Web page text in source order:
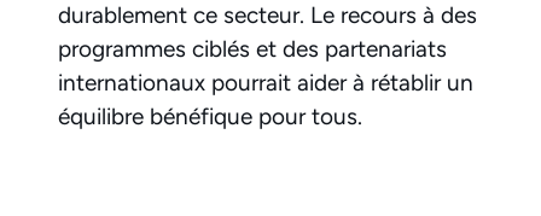
durablement ce secteur. Le recours à des
programmes ciblés et des partenariats
internationaux pourrait aider à rétablir un
équilibre bénéfique pour tous.